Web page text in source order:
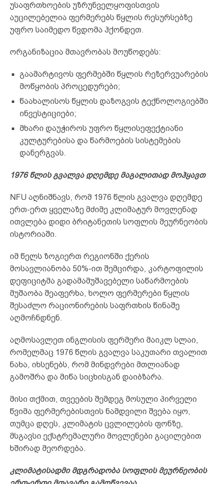
უსაფრთხოების უზრუნველყოფისთვის
აუცილებელია ფერმერებს წყლის რესურსებზე
უფრო საიმედო წვდომა ჰქონდეთ.
ორგანიზაცია მთავრობას მოუწოდებს:
გაამარტივოს ფერმებში წყლის რეზერვუარების
მოწყობის პროცედურები;
წაახალისოს წყლის დაზოგვის ტექნოლოგიებში
ინვესტიციები;
მხარი დაუჭიროს უფრო წყლისეფექტიანი
კულტურებისა და წარმოების სისტემების
დანერგვას.
1976 წლის გვალვა დღემდე მაგალითად მოჰყავთ
NFU აღნიშნავს, რომ 1976 წლის გვალვა დღემდე
ერთ-ერთ ყველაზე მძიმე კლიმატურ მოვლენად
ითვლება დიდი ბრიტანეთის სოფლის მეურნეობის
ისტორიაში.
იმ წელს ზოგიერთ რეგიონში ქერის
მოსავლიანობა 50%-ით შემცირდა, კარტოფილის
დეფიციტმა გადამამუშავებელი საწარმოების
მუშაობა შეაფერხა, ხოლო ფერმერები წყლის
შესაძლო რაციონირების საფრთხის წინაშე
აღმოჩნდნენ.
აღმოსავლეთ ინგლისის ფერმერი მაიკლ სლაი,
რომელმაც 1976 წლის გვალვა საკუთარი თვალით
ნახა, იხსენებს, რომ მინდვრები მთლიანად
გამოშრა და მიწა სიცხისგან დაიბზარა.
მისი თქმით, თვეების შემდეგ მოსული პირველი
წვიმა ფერმერებისთვის ნამდვილი შვება იყო,
თუმცა დღეს, კლიმატის ცვლილების ფონზე,
მსგავსი ექსტრემალური მოვლენები გაცილებით
ხშირად მეორდება.
კლიმატისადმი მდგრადობა სოფლის მეურნეობის